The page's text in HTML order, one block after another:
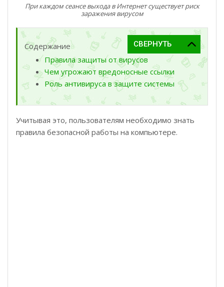
При каждом сеансе выхода в Интернет существует риск
заражения вирусом
Содержание
Правила защиты от вирусов
Чем угрожают вредоносные ссылки
Роль антивируса в защите системы
Учитывая это, пользователям необходимо знать
правила безопасной работы на компьютере.